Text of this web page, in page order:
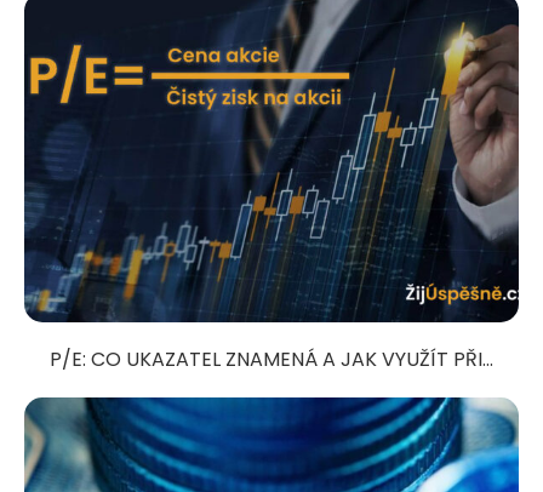
P/E: CO UKAZATEL ZNAMENÁ A JAK VYUŽÍT PŘI...